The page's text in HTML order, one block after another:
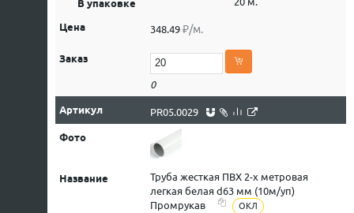
348.49 ₽/м.
0
PR05.0029
Труба жесткая ПВХ 2-х метровая
легкая белая d63 мм (10м/уп)
Промрукав
ОКЛ